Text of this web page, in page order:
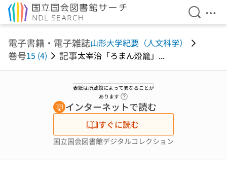
検索を
メ
電子書籍・電子雑誌山形大学紀要（人文科学）
巻号15 (4) 記事太宰治「ろまん燈籠」...
表紙は所蔵館によって異なることが
あります
インターネットで読む
すぐに読む
国立国会図書館デジタルコレクション